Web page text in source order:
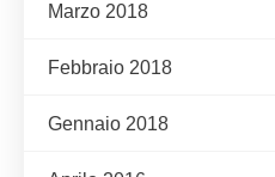
Marzo 2018
Febbraio 2018
Gennaio 2018